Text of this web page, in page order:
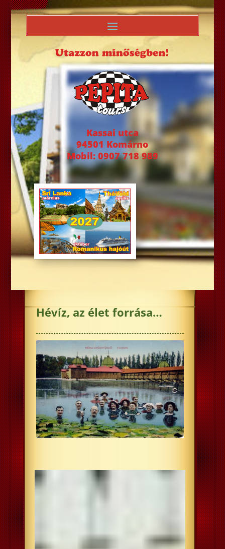
Kassai utca
94501 Komárno
Mobil: 0907 718 989
Hévíz, az élet forrása…